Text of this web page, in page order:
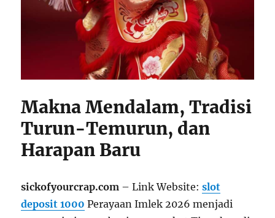
Makna Mendalam, Tradisi
Turun-Temurun, dan
Harapan Baru
sickofyourcrap.com – Link Website:slot
deposit 1000 Perayaan Imlek 2026 menjadi